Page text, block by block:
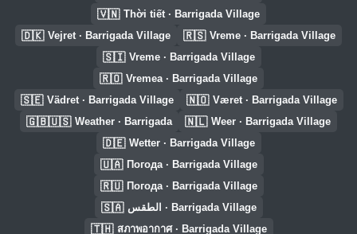
🇻🇳 Thời tiết · Barrigada Village
🇩🇰 Vejret · Barrigada Village 🇷🇸 Vreme · Barrigada Village
🇸🇮 Vreme · Barrigada Village
🇷🇴 Vremea · Barrigada Village
🇸🇪 Vädret · Barrigada Village 🇳🇴 Været · Barrigada Village
🇬🇧🇺🇸 Weather · Barrigada 🇳🇱 Weer · Barrigada Village
🇩🇪 Wetter · Barrigada Village
🇺🇦 Погода · Barrigada Village
🇷🇺 Погода · Barrigada Village
🇸🇦 الطقس · Barrigada Village
🇹🇭 สภาพอากาศ · Barrigada Village